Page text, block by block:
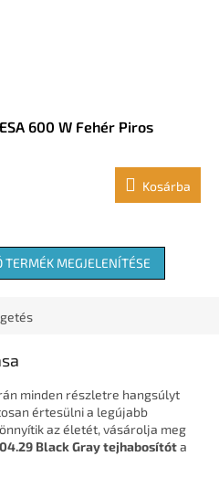
600 W Fehér Piros
Kosárba
TERMÉK MEGJELENÍTÉSE
minden részletre hangsúlyt
értesülni a legújabb
az életét, vásárolja meg
Black Gray tejhabosítóta